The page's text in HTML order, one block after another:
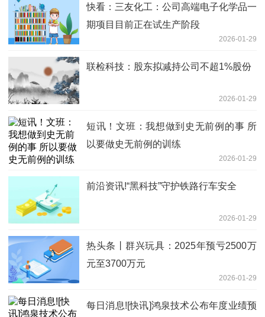
快看：三友化工：公司高端电子化学品一
期项目目前正在试生产阶段
2026-01-29
联检科技：股东拟减持公司不超1%股份
2026-01-29
短讯！文班：我想做到史无前例的事 所
以要做史无前例的训练
2026-01-29
前沿资讯!“黑科技”守护铁路行车安全
2026-01-29
热头条丨群兴玩具：2025年预亏2500万
元至3700万元
2026-01-29
每日消息![快讯]鸿泉技术公布年度业绩预